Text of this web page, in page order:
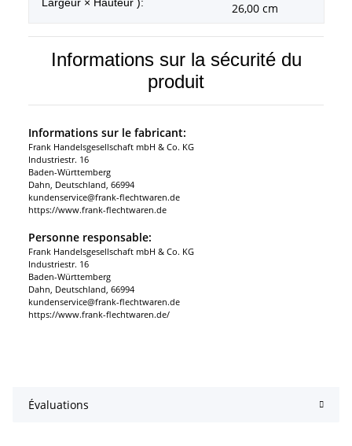
26,00 cm
Informations sur la sécurité du
produit
Informations sur le fabricant:
Frank Handelsgesellschaft mbH & Co. KG
Industriestr. 16
Baden-Württemberg
Dahn, Deutschland, 66994
kundenservice@frank-flechtwaren.de
https://www.frank-flechtwaren.de
Personne responsable:
Frank Handelsgesellschaft mbH & Co. KG
Industriestr. 16
Baden-Württemberg
Dahn, Deutschland, 66994
kundenservice@frank-flechtwaren.de
https://www.frank-flechtwaren.de/
Évaluations